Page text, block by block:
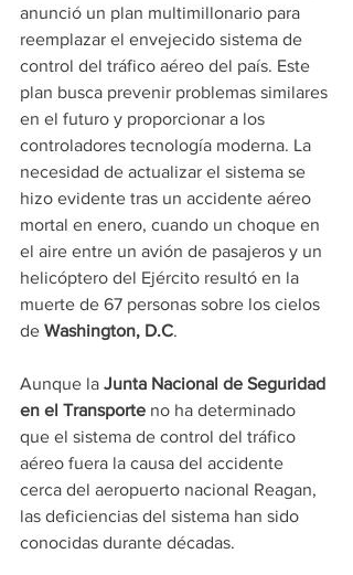
anunció un plan multimillonario para
reemplazar el envejecido sistema de
control del tráfico aéreo del país. Este
plan busca prevenir problemas similares
en el futuro y proporcionar a los
controladores tecnología moderna. La
necesidad de actualizar el sistema se
hizo evidente tras un accidente aéreo
mortal en enero, cuando un choque en
el aire entre un avión de pasajeros y un
helicóptero del Ejército resultó en la
muerte de 67 personas sobre los cielos
de Washington, D.C.
Aunque la Junta Nacional de Seguridad
en el Transporte no ha determinado
que el sistema de control del tráfico
aéreo fuera la causa del accidente
cerca del aeropuerto nacional Reagan,
las deficiencias del sistema han sido
conocidas durante décadas.